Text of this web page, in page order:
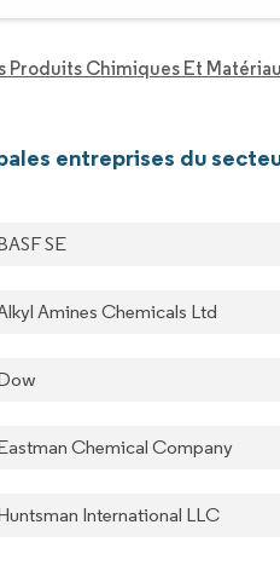
Produits Chimiques Et
entreprises du
SE
Amines Chemicals Ltd
Chemical Company
International LLC